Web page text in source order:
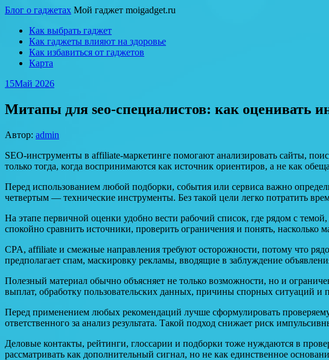
Блог о гаджетах Мой гаджет moigadget.ru
Как выбрать гаджет
Как гаджеты влияют на здоровье
Как избавиться от гаджетов
Карта
15Май 2026
Митапы для seo-специалистов: как оценивать
Автор: admin
SEO-инструменты в affiliate-маркетинге помогают анализировать сайты,
только тогда, когда воспринимаются как источник ориентиров, а не как
Перед использованием любой подборки, события или сервиса важно
четвертым — технические инструменты. Без такой цели легко потратить
На этапе первичной оценки удобно вести рабочий список, где рядом с
спокойно сравнить источники, проверить ограничения и понять, насколько
CPA, affiliate и смежные направления требуют осторожности, потому что
предполагает спам, маскировку рекламы, вводящие в заблуждение
Полезный материал обычно объясняет не только возможности, но и
выплат, обработку пользовательских данных, причины спорных ситуаций и
Перед применением любых рекомендаций лучше сформулировать
ответственного за анализ результата. Такой подход снижает риск
Деловые контакты, рейтинги, глоссарии и подборки тоже нуждаются в
рассматривать как дополнительный сигнал, но не как единственное